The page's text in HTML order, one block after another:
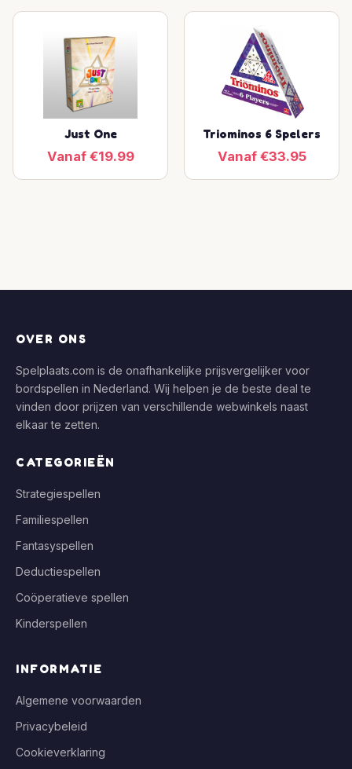
Just One
Vanaf €19.99
Triominos 6 Spelers
Vanaf €33.95
OVER ONS
Spelplaats.com is de onafhankelijke prijsvergelijker voor
bordspellen in Nederland. Wij helpen je de beste deal te
vinden door prijzen van verschillende webwinkels naast
elkaar te zetten.
CATEGORIEËN
Strategiespellen
Familiespellen
Fantasyspellen
Deductiespellen
Coöperatieve spellen
Kinderspellen
INFORMATIE
Algemene voorwaarden
Privacybeleid
Cookieverklaring